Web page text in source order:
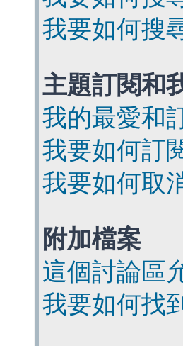
我要如何搜
主題訂閱和
我的最愛和
我要如何訂
我要如何取
附加檔案
這個討論區
我要如何找